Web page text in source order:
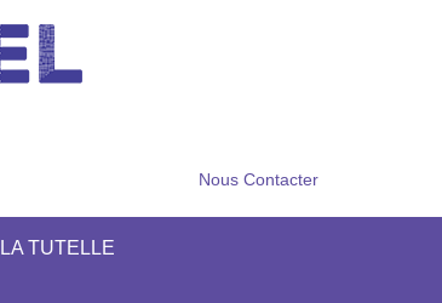
Nous Contacter
LA TUTELLE